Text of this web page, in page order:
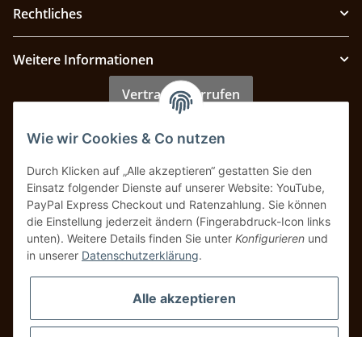
Rechtliches
Weitere Informationen
Vertrag widerrufen
Zahlung & Versand
Wie wir Cookies & Co nutzen
Durch Klicken auf „Alle akzeptieren“ gestatten Sie den
Einsatz folgender Dienste auf unserer Website: YouTube,
PayPal Express Checkout und Ratenzahlung. Sie können
die Einstellung jederzeit ändern (Fingerabdruck-Icon links
unten). Weitere Details finden Sie unter Konfigurieren und
in unserer Datenschutzerklärung.
Alle akzeptieren